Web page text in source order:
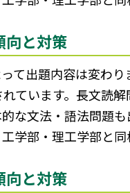
向と対策
て出題内容は変わ
ています。長文読
な文法・語法問題
学部・理工学部と同
向と対策